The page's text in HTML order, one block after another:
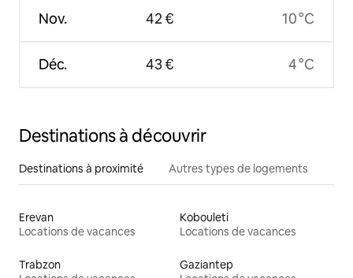
Nov.
Déc.
42 €
43 €
10 °C
4 °C
Destinations à découvrir
Destinations à proximité Autres types de logements
Erevan
Locations de vacances
Kobouleti
Locations de vacances
Trabzon
Gaziantep